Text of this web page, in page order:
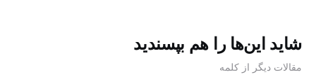
شاید این‌ها را هم بپسندید
مقالات دیگر از کلمه